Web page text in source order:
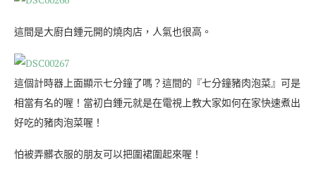
這間是大廚白鍾元開的燒肉店，人氣也很高。
這個計時器上面顯示七分鐘了嗎？這間的『七分鐘豬肉泡菜』可是
相當有名的喔！當初白鍾元就是在電視上教大家如何在家快速煮出
好吃的豬肉泡菜喔！
怕被弄髒衣服的朋友可以把圍裙圍起來喔！